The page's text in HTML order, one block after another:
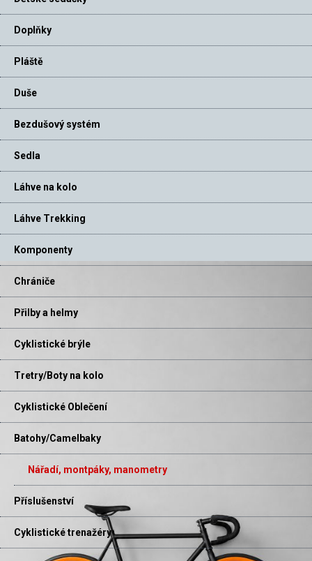
Doplňky
Pláště
Duše
Bezdušový systém
Sedla
Láhve na kolo
Láhve Trekking
Komponenty
Chrániče
Přilby a helmy
Cyklistické brýle
Tretry/Boty na kolo
Cyklistické Oblečení
Batohy/Camelbaky
Nářadí, montpáky, manometry
Příslušenství
Cyklistické trenažéry